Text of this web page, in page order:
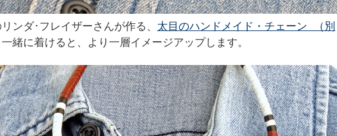
ンダ･フレイザーさんが作る、 太目のハンドメイド・チェーン （別
一緒に着けると、より一層イメージアップします。